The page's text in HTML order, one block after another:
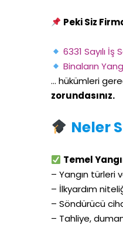
Peki Siz
6331 Sayılı İş
Binaların
… hükümleri
zorundasınız.
Neler
Temel
– Yangın türleri
– İlkyardım
– Söndürücü
– Tahliye,